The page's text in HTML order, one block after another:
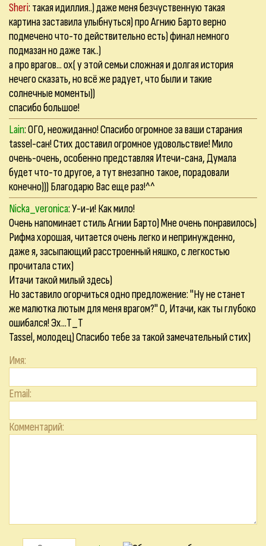
Sheri: такая идиллия..) даже меня безчуственную такая
картина заставила улыбнуться) про Агнию Барто верно
подмечено что-то действительно есть) финал немного
подмазан но даже так..)
а про врагов... ох( у этой семьи сложная и долгая история
нечего сказать, но всё же радует, что были и такие
солнечные моменты))
спасибо большое!
Lain: ОГО, неожиданно! Спасибо огромное за ваши старания
tassel-сан! Стих доставил огромное удовольствие! Мило
очень-очень, особенно представляя Итечи-сана, Думала
будет что-то другое, а тут внезапно такое, порадовали
конечно))) Благодарю Вас еще раз!^^
Nicka_veronica: У-и-и! Как мило!
Очень напоминает стиль Агнии Барто) Мне очень понравилось)
Рифма хорошая, читается очень легко и непринужденно,
даже я, засыпающий расстроенный няшко, с легкостью
прочитала стих)
Итачи такой милый здесь)
Но заставило огорчиться одно предложение: "Ну не станет
же малютка лютым для меня врагом?" О, Итачи, как ты глубоко
ошибался! Эх...Т_Т
Tassel, молодец) Спасибо тебе за такой замечательный стих)
Имя:
Email:
Комментарий: